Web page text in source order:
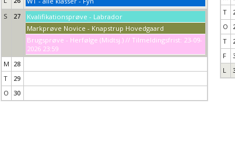
S
27
Kvalifikationsprøve - Labrador
Markprøve Novice - Knapstrup Hovedgaard
Brugsprøve - Herfølge (Midtsj.) // Tilmeldingsfrist: 23-09-
2026 23:59
M 28
T
29
O 30
T
O
T
F
L